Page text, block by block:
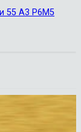
55 А3 Р6М5